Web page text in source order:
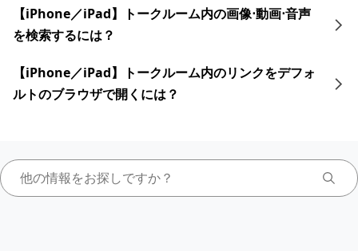
【iPhone／iPad】トークルーム内の画像⋅動画⋅音声
を検索するには？
【iPhone／iPad】トークルーム内のリンクをデフォ
ルトのブラウザで開くには？